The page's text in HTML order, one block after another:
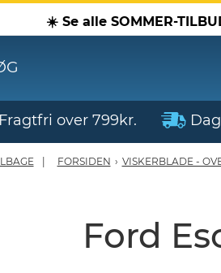
☀️ Se alle SOMMER-
Fragtfri over 799kr.
FORSIDEN › VISKERBLADE -
Ford